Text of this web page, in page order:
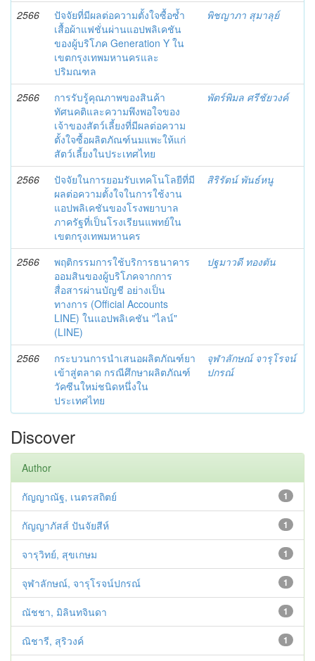
2566
ปัจจัยที่มีผลต่อความตั้งใจซื้อซ้ำ
เสื้อผ้าแฟชั่นผ่านแอปพลิเคชัน
ของผู้บริโภค Generation Y ใน
เขตกรุงเทพมหานครและ
ปริมณฑล
พิชญาภา สุมาลุย์
2566
การรับรู้คุณภาพของสินค้า
ทัศนคติและความพึงพอใจของ
เจ้าของสัตว์เลี้ยงที่มีผลต่อความ
ตั้งใจซื้อผลิตภัณฑ์นมแพะให้แก่
สัตว์เลี้ยงในประเทศไทย
พัตร์พิมล ศรีชัยวงค์
2566
ปัจจัยในการยอมรับเทคโนโลยีที่มี
ผลต่อความตั้งใจในการใช้งาน
แอปพลิเคชันของโรงพยาบาล
ภาครัฐที่เป็นโรงเรียนแพทย์ใน
เขตกรุงเทพมหานคร
สิริรัตน์ พันธ์หนู
2566
พฤติกรรมการใช้บริการธนาคาร
ออมสินของผู้บริโภคจากการ
สื่อสารผ่านบัญชี อย่างเป็น
ทางการ (Official Accounts
LINE) ในแอปพลิเคชัน "ไลน์"
(LINE)
ปฐมาวดี ทองตัน
2566
กระบวนการนำเสนอผลิตภัณฑ์ยา
เข้าสู่ตลาด กรณีศึกษาผลิตภัณฑ์
วัคซีนใหม่ชนิดหนึ่งใน
ประเทศไทย
จุฬาลักษณ์ จารุโรจน์
ปกรณ์
Discover
Author
1
กัญญาณัฐ, เนตรสถิตย์
1
กัญญาภัสส์ ปันจัยสีห์
1
จารุวิทย์, สุขเกษม
1
จุฬาลักษณ์, จารุโรจน์ปกรณ์
1
ณัชชา, มิลินทจินดา
1
ณิชารี, สุริวงค์